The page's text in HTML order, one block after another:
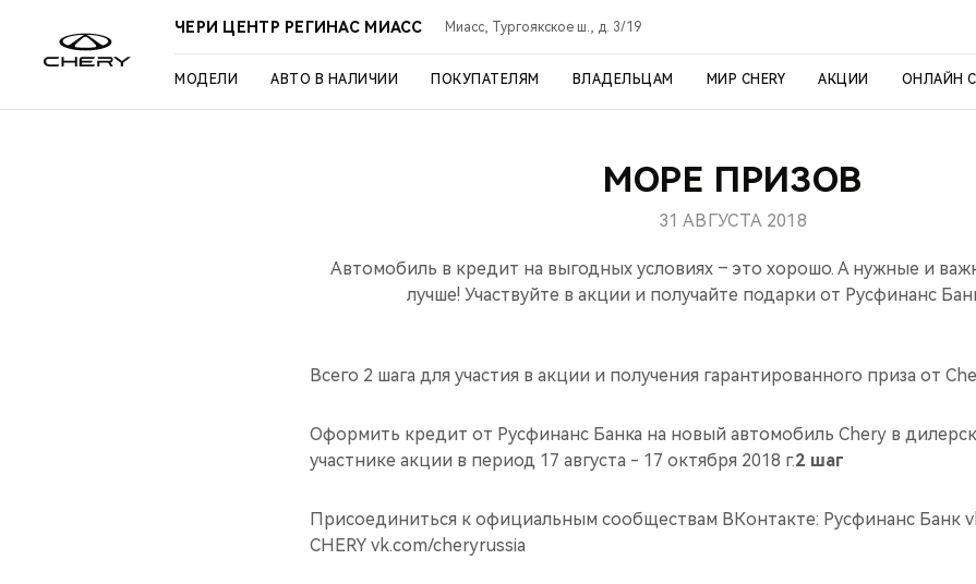
ЧЕРИ ЦЕНТР РЕГИНАС МИАСС Миасс, Тургоякское ш., д. 3/19
МОДЕЛИ АВТО В НАЛИЧИИ ПОКУПАТЕЛЯМ ВЛАДЕЛЬЦАМ МИР CHERY АКЦИИ ОНЛАЙН
МОРЕ ПРИЗОВ
31 АВГУСТА 2018
Автомобиль в кредит на выгодных условиях – это хорошо. А нужные и
лучше! Участвуйте в акции и получайте подарки от Русфинанс
Всего 2 шага для участия в акции и получения гарантированного приза от
Оформить кредит от Русфинанс Банка на новый автомобиль Chery в
участнике акции в период 17 августа - 17 октября 2018 г.2 шаг
Присоединиться к официальным сообществам ВКонтакте: Русфинанс Банк
CHERY vk.com/cheryrussia